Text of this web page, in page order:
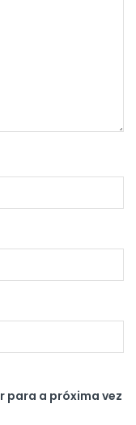
para a próxima vez